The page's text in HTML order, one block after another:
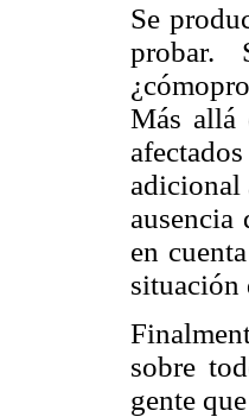
Se
probar.
Más allá
adicional
ausencia
en
situación
sobre
gente